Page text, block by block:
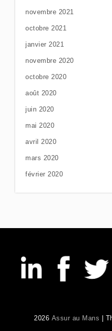
novembre 2021
octobre 2021
janvier 2021
novembre 2020
octobre 2020
août 2020
juin 2020
mai 2020
avril 2020
mars 2020
février 2020
2026 Assur au Mans |